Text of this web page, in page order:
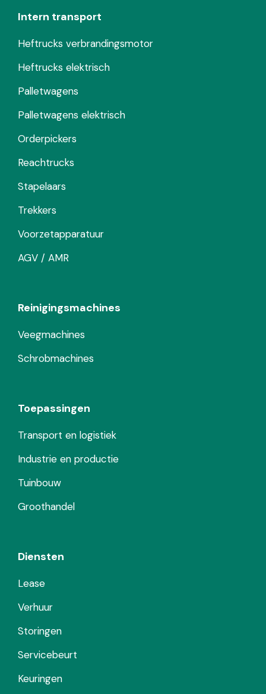
Intern transport
Heftrucks verbrandingsmotor
Heftrucks elektrisch
Palletwagens
Palletwagens elektrisch
Orderpickers
Reachtrucks
Stapelaars
Trekkers
Voorzetapparatuur
AGV / AMR
Reinigingsmachines
Veegmachines
Schrobmachines
Toepassingen
Transport en logistiek
Industrie en productie
Tuinbouw
Groothandel
Diensten
Lease
Verhuur
Storingen
Servicebeurt
Keuringen